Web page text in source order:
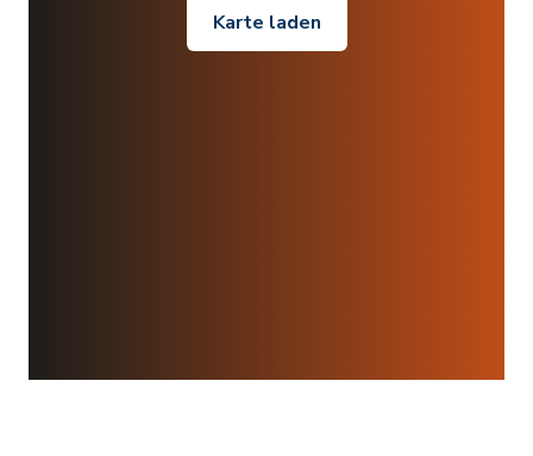
Karte laden